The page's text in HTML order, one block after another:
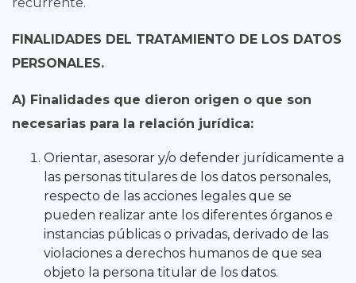
FINALIDADES DEL TRATAMIENTO DE LOS DATOS
PERSONALES.
A) Finalidades que dieron origen o que son
necesarias para la relación jurídica:
Orientar, asesorar y/o defender jurídicamente a
las personas titulares de los datos personales,
respecto de las acciones legales que se
pueden realizar ante los diferentes órganos e
instancias públicas o privadas, derivado de las
violaciones a derechos humanos de que sea
objeto la persona titular de los datos.